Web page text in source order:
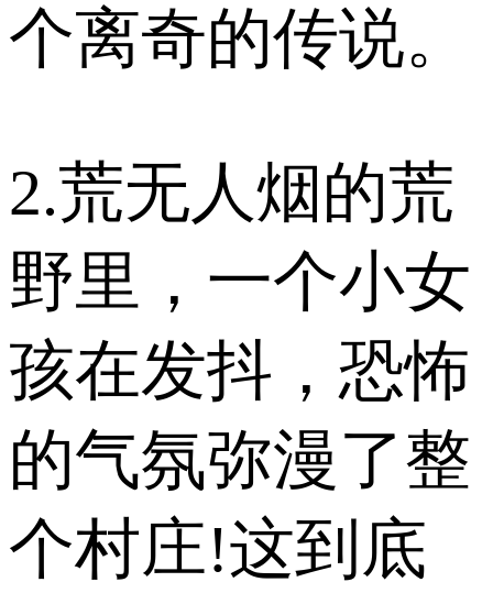
个离奇的传说。
2.荒无人烟的荒
野里，一个小女
孩在发抖，恐怖
的气氛弥漫了整
个村庄!这到底